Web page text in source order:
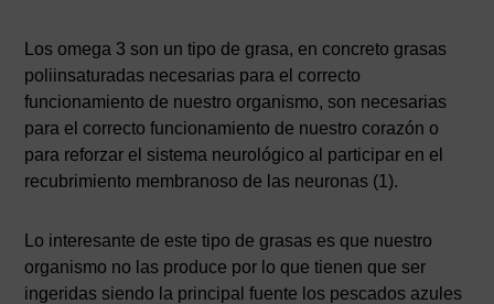
Los omega 3 son un tipo de grasa, en concreto grasas
poliinsaturadas necesarias para el correcto
funcionamiento de nuestro organismo, son necesarias
para el correcto funcionamiento de nuestro corazón o
para reforzar el sistema neurológico al participar en el
recubrimiento membranoso de las neuronas (1).
Lo interesante de este tipo de grasas es que nuestro
organismo no las produce por lo que tienen que ser
ingeridas siendo la principal fuente los pescados azules